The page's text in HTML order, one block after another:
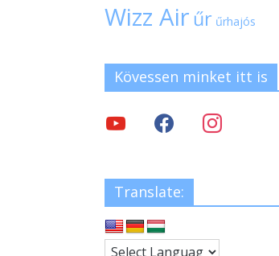
Wizz Air űr űrhajós
Kövessen minket itt is
Translate: